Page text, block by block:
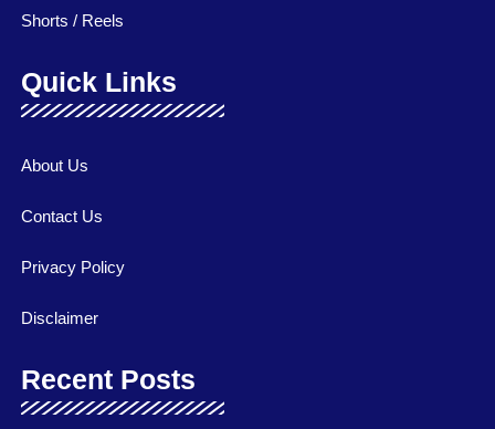
Shorts / Reels
Quick Links
About Us
Contact Us
Privacy Policy
Disclaimer
Recent Posts